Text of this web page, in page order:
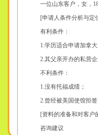
一位山东客户，女，18
[申请人条件分析与定
有利条件：
1.学历适合申请加拿大
2.其父亲开办的私营企
不利条件：
1.没有托福成绩；
2.曾经被美国使馆拒签
[资料的准备和对客户
咨询建议